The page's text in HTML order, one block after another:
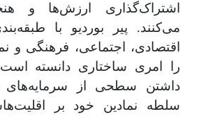
اشتراک‌گذاری ارزش‌ها و
می‌کنند. پیر بوردیو با
اقتصادی، اجتماعی، فرهنگی و
را امری ساختاری دانسته
داشتن سطحی از سرمایه‌های
سلطه نمادین خود بر